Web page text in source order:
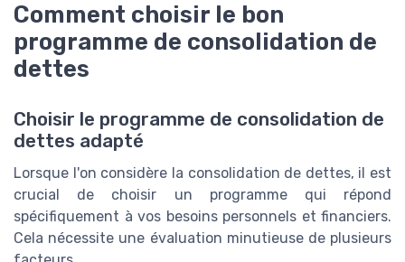
Comment choisir le bon
programme de consolidation de
dettes
Choisir le programme de consolidation de
dettes adapté
Lorsque l'on considère la consolidation de dettes, il est
crucial de choisir un programme qui répond
spécifiquement à vos besoins personnels et financiers.
Cela nécessite une évaluation minutieuse de plusieurs